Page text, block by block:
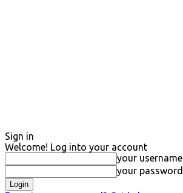
Sign in
Welcome! Log into your account
your username
your password